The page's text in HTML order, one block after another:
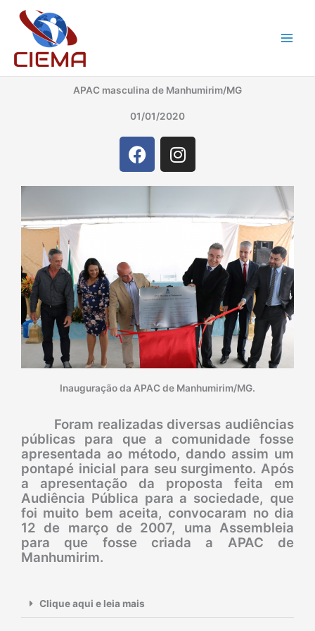
para
conteúdo
APAC masculina de Manhumirim/MG
01/01/2020
F
a
b
k
I
n
a
a
m
Inauguração da APAC de Manhumirim/MG.
Foram realizadas diversas audiências
públicas para que a comunidade fosse
apresentada ao método, dando assim um
pontapé inicial para seu surgimento. Após
a apresentação da proposta feita em
Audiência Pública para a sociedade, que
foi muito bem aceita, convocaram no dia
12 de março de 2007, uma Assembleia
para que fosse criada a APAC de
Manhumirim.
Clique aqui e leia mais